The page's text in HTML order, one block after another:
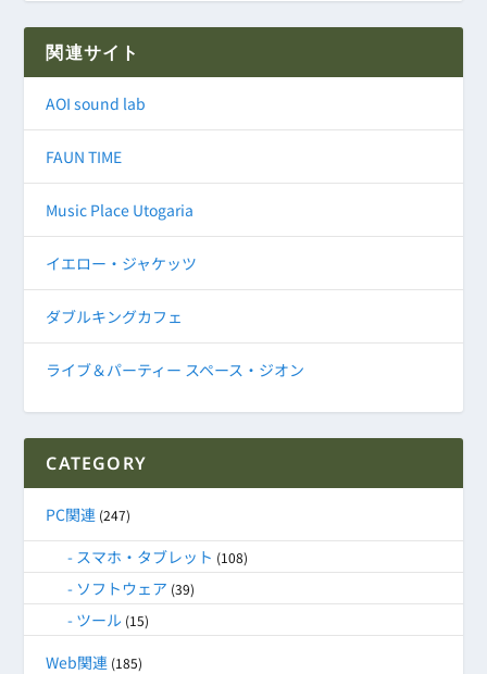
関連サイト
AOI sound lab
FAUN TIME
Music Place Utogaria
イエロー・ジャケッツ
ダブルキングカフェ
ライブ＆パーティー スペース・ジオン
CATEGORY
PC関連 (247)
スマホ・タブレット (108)
ソフトウェア (39)
ツール (15)
Web関連 (185)